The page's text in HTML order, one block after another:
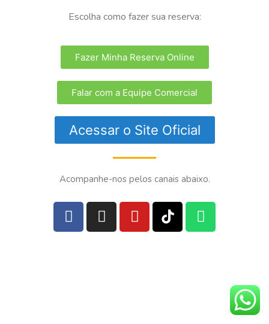
Escolha como fazer sua reserva:
Fazer Minha Reserva Online
Falar com a Equipe Comercial
Acessar o Site Oficial
Acompanhe-nos pelos canais abaixo.